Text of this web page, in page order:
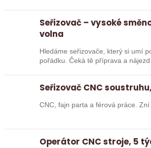
Seřizovač – vysoké
volna
Hledáme seřizovače, který si umí
pořádku. Čeká tě příprava a
Seřizovač CNC
CNC, fajn parta a férová práce.
Operátor CNC stroje, 5